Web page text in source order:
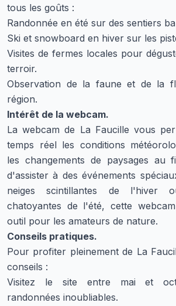
tous les goûts :
Randonnée en été sur des sentiers
Ski et snowboard en hiver sur les
Visites de fermes locales pour
terroir.
Observation de la faune et de la
région.
Intérêt de la webcam.
La webcam de La Faucille vous
temps réel les conditions
les changements de paysages au
d'assister à des événements
neiges scintillantes de l'hiver
chatoyantes de l'été, cette
outil pour les amateurs de nature.
Conseils pratiques.
Pour profiter pleinement de La
conseils :
Visitez le site entre mai et
randonnées inoubliables.